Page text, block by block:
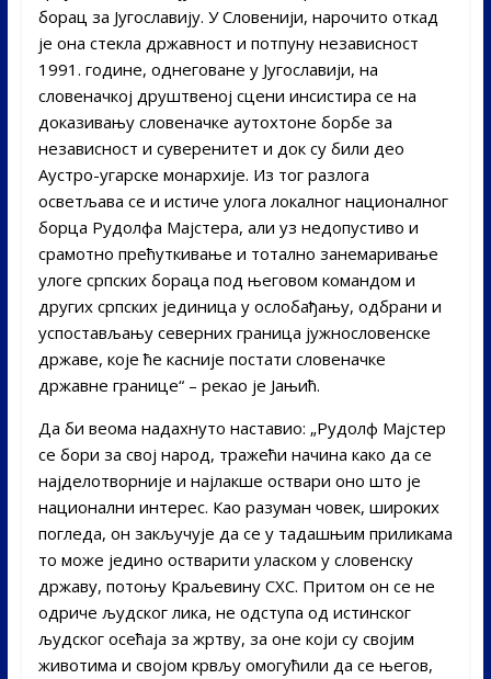
борац за Југославију. У Словенији, нарочито откад
је она стекла државност и потпуну независност
1991. године, однеговане у Југославији, на
словеначкој друштвеној сцени инсистира се на
доказивању словеначке аутохтоне борбе за
независност и суверенитет и док су били део
Аустро-угарске монархије. Из тог разлога
осветљава се и истиче улога локалног националног
борца Рудолфа Мајстера, али уз недопустиво и
срамотно прећуткивање и тотално занемаривање
улоге српских бораца под његовом командом и
других српских јединица у ослобађању, одбрани и
успостављању северних граница јужнословенске
државе, које ће касније постати словеначке
државне границе“ – рекао је Јањић.
Да би веома надахнуто наставио: „Рудолф Мајстер
се бори за свој народ, тражећи начина како да се
најделотворније и најлакше оствари оно што је
национални интерес. Као разуман човек, широких
погледа, он закључује да се у тадашњим приликама
то може једино остварити уласком у словенску
државу, потоњу Краљевину СХС. Притом он се не
одриче људског лика, не одступа од истинског
људског осећаја за жртву, за оне који су својим
животима и својом крвљу омогућили да се његов,